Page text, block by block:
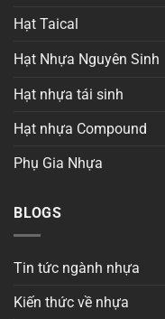
Hạt Taical
Hạt Nhựa Nguyên Sinh
Hạt nhựa tái sinh
Hạt nhựa Compound
Phụ Gia Nhựa
BLOGS
Tin tức ngành nhựa
Kiến thức về nhựa